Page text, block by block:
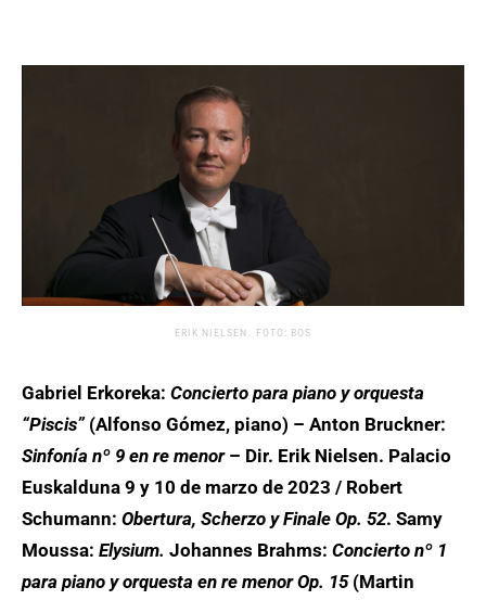
ERIK NIELSEN. FOTO: BOS
Gabriel Erkoreka: Concierto para piano y orquesta
“Piscis”(Alfonso Gómez, piano) – Anton Bruckner:
Sinfonía nº 9 en re menor– Dir. Erik Nielsen. Palacio
Euskalduna 9 y 10 de marzo de 2023 / Robert
Schumann: Obertura, Scherzo y Finale Op. 52. Samy
Moussa: Elysium. Johannes Brahms: Concierto nº 1
para piano y orquesta en re menor Op. 15(Martin